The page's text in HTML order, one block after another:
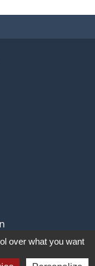
over what you want